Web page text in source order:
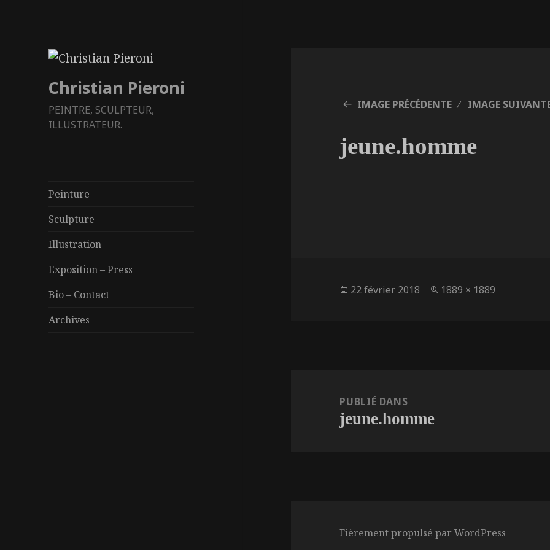
Christian Pieroni
PEINTRE, SCULPTEUR,
ILLUSTRATEUR.
Peinture
Sculpture
Illustration
Exposition – Press
Bio – Contact
Archives
IMAGE PRÉCÉDENTE IMAGE
jeune.homme
Publié
22 février 2018
Taille
1889 × 1889
PUBLIÉ DANS
jeune.homme
Fièrement propulsé par WordPress